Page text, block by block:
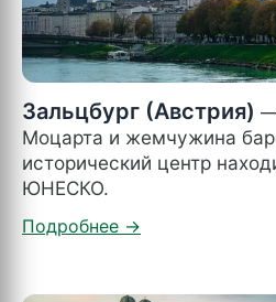
Зальцбург (Австрия) —
Моцарта и жемчужина
исторический центр
ЮНЕСКО.